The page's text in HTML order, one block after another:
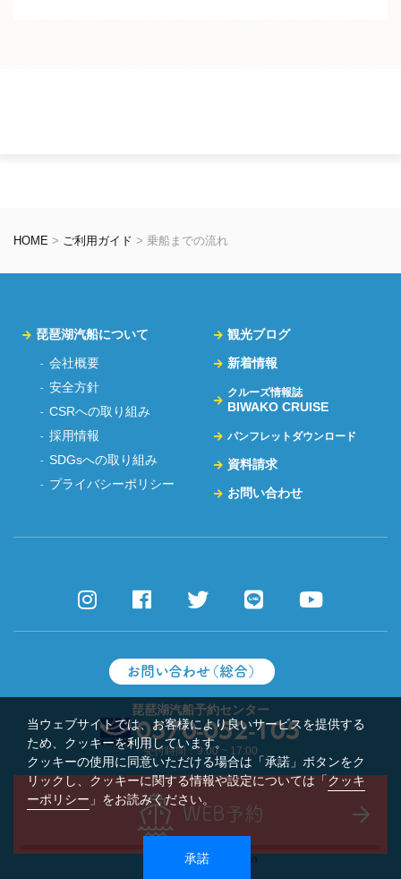
HOME > ご利用ガイド > 乗船までの流れ
当ウェブサイトでは、お客様により良いサービスを提供する
ため、クッキーを利用しています。
クッキーの使用に同意いただける場合は「承諾」ボタンをク
リックし、クッキーに関する情報や設定については「クッキ
ーポリシー 」をお読みください。
承諾 n
琵琶湖汽船について
会社概要
安全方針
CSRへの取り組み
採用情報
SDGsへの取り組み
プライバシーポリシー
観光ブログ
新着情報
クルーズ情報誌
BIWAKO CRUISE
パンフレットダウンロード
資料請求
お問い合わせ
お問い合わせ（総合）
琵琶湖汽船予約センター
0570-052-105
受付時間：9:00 ~ 17:00
WEB予約